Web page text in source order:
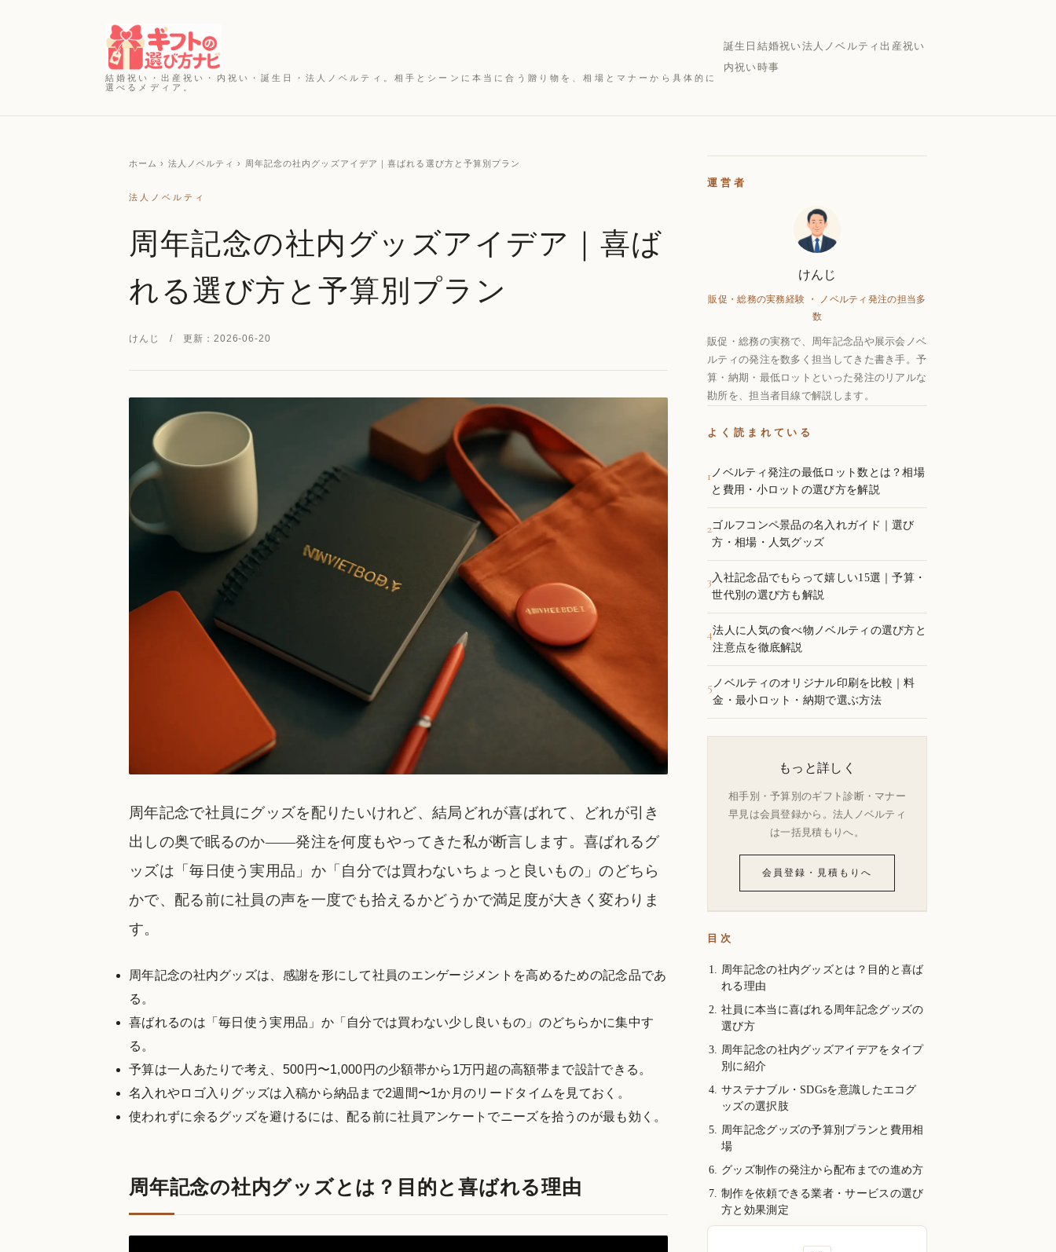
結婚祝い・出産祝い・内祝い・誕生日・法人ノベルティ。相手とシーンに本当に合う贈り物を、相場とマナーから具体的に
選べるメディア。
誕生日 結婚祝い法人ノベルティ 出産祝い
内祝い 時事
ホーム › 法人ノベルティ › 周年記念の社内グッズアイデア｜喜ばれる選び方と予算別プラン
法人ノベルティ
周年記念の社内グッズアイデア｜喜ば
れる選び方と予算別プラン
けんじ / 更新：2026-06-20
周年記念で社員にグッズを配りたいけれど、結局どれが喜ばれて、どれが引き
出しの奥で眠るのか――発注を何度もやってきた私が断言します。喜ばれるグ
ッズは「毎日使う実用品」か「自分では買わないちょっと良いもの」のどちら
かで、配る前に社員の声を一度でも拾えるかどうかで満足度が大きく変わりま
す。
周年記念の社内グッズは、感謝を形にして社員のエンゲージメントを高めるための記念品であ
る。
喜ばれるのは「毎日使う実用品」か「自分では買わない少し良いもの」のどちらかに集中す
る。
予算は一人あたりで考え、500円〜1,000円の少額帯から1万円超の高額帯まで設計できる。
名入れやロゴ入りグッズは入稿から納品まで2週間〜1か月のリードタイムを見ておく。
使われずに余るグッズを避けるには、配る前に社員アンケートでニーズを拾うのが最も効く。
周年記念の社内グッズとは？目的と喜ばれる理由
運営者
けんじ
販促・総務の実務経験 ・ ノベルティ発注の担当多
数
販促・総務の実務で、周年記念品や展示会ノベ
ルティの発注を数多く担当してきた書き手。予
算・納期・最低ロットといった発注のリアルな
勘所を、担当者目線で解説します。
よく読まれている
1 ノベルティ発注の最低ロット数とは？相場
と費用・小ロットの選び方を解説
2ゴルフコンペ景品の名入れガイド｜選び
方・相場・人気グッズ
3入社記念品でもらって嬉しい15選｜予算・
世代別の選び方も解説
4法人に人気の食べ物ノベルティの選び方と
注意点を徹底解説
5 ノベルティのオリジナル印刷を比較｜料
金・最小ロット・納期で選ぶ方法
もっと詳しく
相手別・予算別のギフト診断・マナー
早見は会員登録から。法人ノベルティ
は一括見積もりへ。
会員登録・見積もりへ
目次
周年記念の社内グッズとは？目的と喜ば
れる理由
社員に本当に喜ばれる周年記念グッズの
選び方
周年記念の社内グッズアイデアをタイプ
別に紹介
サステナブル・SDGsを意識したエコグ
ッズの選択肢
周年記念グッズの予算別プランと費用相
場
グッズ制作の発注から配布までの進め方
制作を依頼できる業者・サービスの選び
方と効果測定